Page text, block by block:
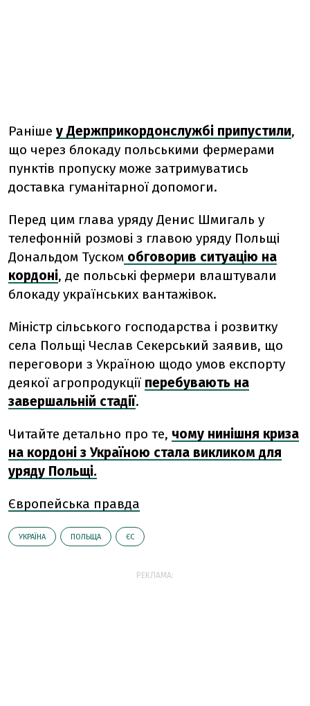
Раніше у Держприкордонслужбі припустили,
що через блокаду польськими фермерами
пунктів пропуску може затримуватись
доставка гуманітарної допомоги.
Перед цим глава уряду Денис Шмигаль у
телефонній розмові з главою уряду Польщі
Дональдом Туском обговорив ситуацію на
кордоні, де польські фермери влаштували
блокаду українських вантажівок.
Міністр сільського господарства і розвитку
села Польщі Чеслав Секерський заявив, що
переговори з Україною щодо умов експорту
деякої агропродукції перебувають на
завершальній стадії.
Читайте детально про те, чому нинішня криза
на кордоні з Україною стала викликом для
уряду Польщі.
Європейська правда
УКРАЇНА ПОЛЬЩА ЄС
РЕКЛАМА: